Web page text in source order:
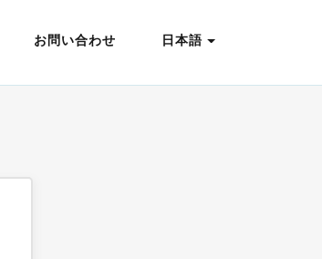
お問い合わせ 日本語